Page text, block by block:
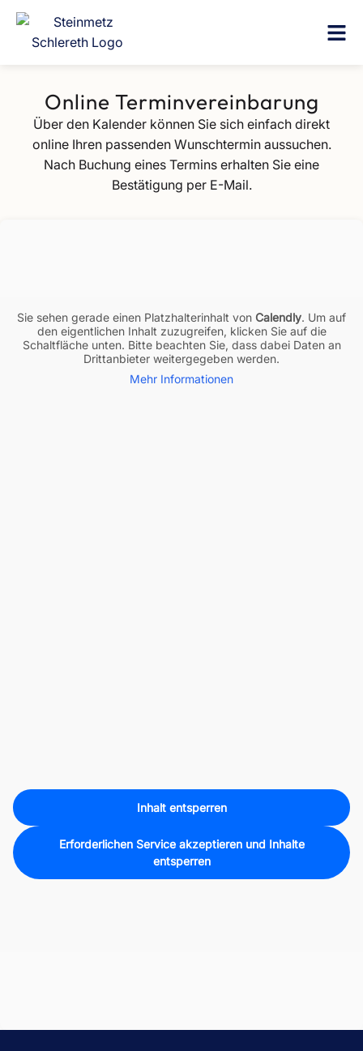
Online Terminvereinbarung
Über den Kalender können Sie sich einfach direkt
online Ihren passenden Wunschtermin aussuchen.
Nach Buchung eines Termins erhalten Sie eine
Bestätigung per E-Mail.
Sie sehen gerade einen Platzhalterinhalt von Calendly. Um auf
den eigentlichen Inhalt zuzugreifen, klicken Sie auf die
Schaltfläche unten. Bitte beachten Sie, dass dabei Daten an
Drittanbieter weitergegeben werden.
Mehr Informationen
Inhalt entsperren
Erforderlichen Service akzeptieren und Inhalte
entsperren